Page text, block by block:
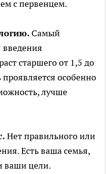
с первенцем.
Самый
старшего от 1,5 до
проявляется особенно
лучше
Нет правильного или
Есть ваша семья,
ваши цели.